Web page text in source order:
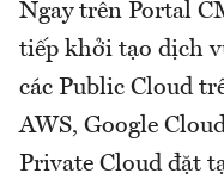
Ngay trên Portal
tiếp khởi tạo dịch
các Public Cloud
AWS, Google
Private Cloud đặt